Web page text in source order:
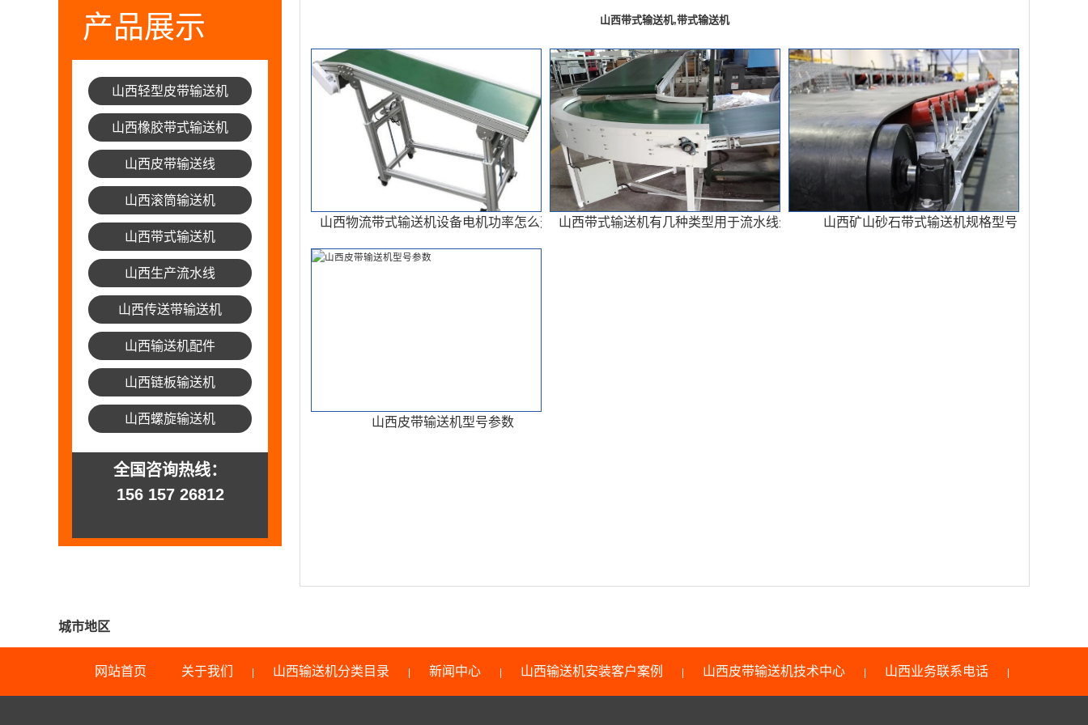
产品展示
山西轻型皮带输送机
山西橡胶带式输送机
山西皮带输送线
山西滚筒输送机
山西带式输送机
山西生产流水线
山西传送带输送机
山西输送机配件
山西链板输送机
山西螺旋输送机
全国咨询热线：
156 157 26812
山西带式输送机,带式输送机
山西物流带式输送机设备电机功率怎么选择山西带式输送机有几种类型用于流水线生产 山西矿山砂石带式输送机规格型号
山西皮带输送机型号参数
城市地区
网站首页 关于我们 | 山西输送机分类目录 | 新闻中心 | 山西输送机安装客户案例 | 山西皮带输送机技术中心 | 山西业务联系电话 |